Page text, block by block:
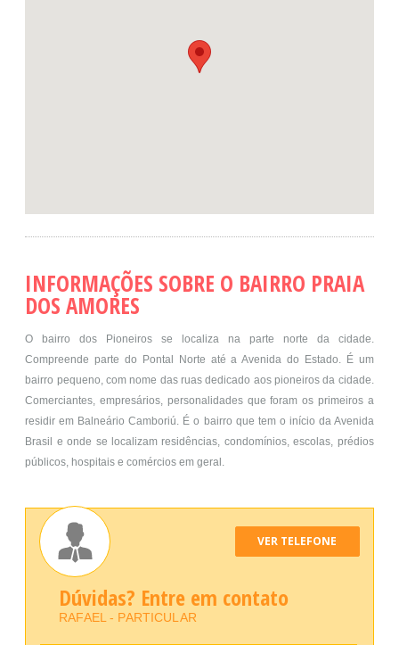
INFORMAÇÕES SOBRE O BAIRRO PRAIA
DOS AMORES
O bairro dos Pioneiros se localiza na parte norte da cidade.
Compreende parte do Pontal Norte até a Avenida do Estado. É um
bairro pequeno, com nome das ruas dedicado aos pioneiros da cidade.
Comerciantes, empresários, personalidades que foram os primeiros a
residir em Balneário Camboriú. É o bairro que tem o início da Avenida
Brasil e onde se localizam residências, condomínios, escolas, prédios
públicos, hospitais e comércios em geral.
VER TELEFONE
Dúvidas? Entre em contato
RAFAEL - PARTICULAR